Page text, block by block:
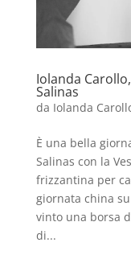
Iolanda
Salinas
da Iolanda
È una bella
Salinas con la
frizzantina per
giornata china
vinto una borsa
di...